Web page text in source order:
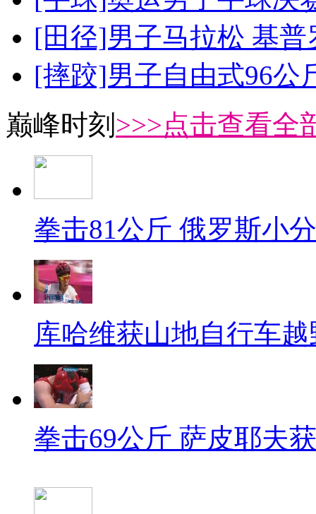
[田径]男子马拉松 基
[摔跤]男子自由式96公
巅峰时刻 >>>点击查看全
拳击81公斤 俄罗斯小
库哈维获山地自行车
拳击69公斤 萨皮耶夫